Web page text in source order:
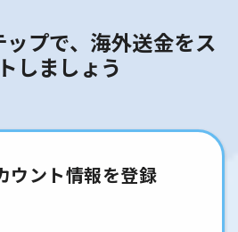
プで、海外送金をス
しましょう
ウント情報を登録